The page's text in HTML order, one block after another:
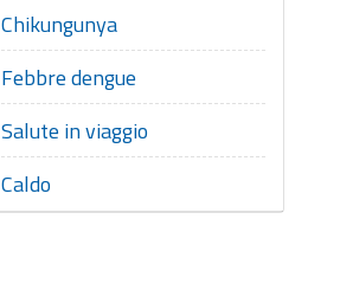
Chikungunya
Febbre dengue
Salute in viaggio
Caldo